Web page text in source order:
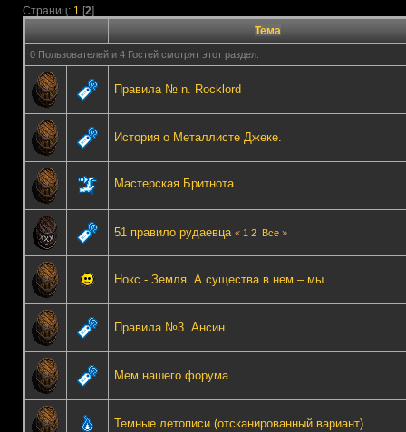
Страниц: 1 [2]
Тема
0 Пользователей и 4 Гостей смотрят этот раздел.
Правила № n. Rocklord
История о Металлисте Джеке.
Мастерская Бритнота
51 правило рудаевца « 1 2 Все»
Нокс - Земля. А существа в нем – мы.
Правила №3. Ансин.
Мем нашего форума
Темные летописи (отсканированный вариант)